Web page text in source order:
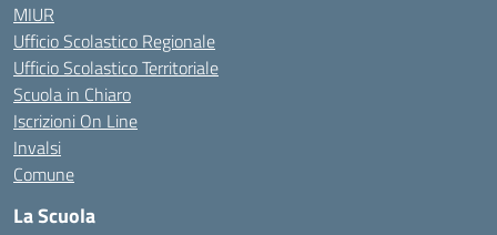
MIUR
Ufficio Scolastico Regionale
Ufficio Scolastico Territoriale
Scuola in Chiaro
Iscrizioni On Line
Invalsi
Comune
La Scuola